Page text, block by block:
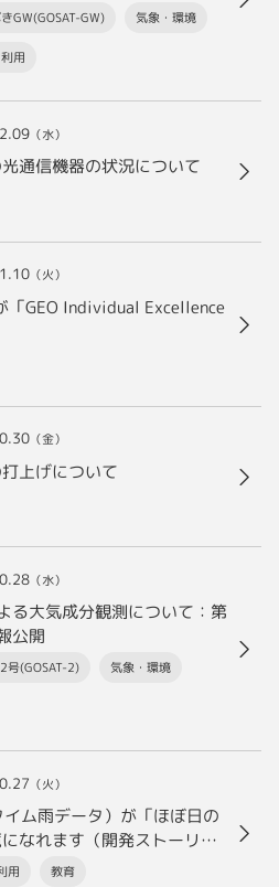
GW(GOSAT-GW) 気象・環境
用
（水）
通信機器の状況について
（火）
「GEO Individual Excellence
（金）
上げについて
（水）
る大気成分観測について：第
公開
号(GOSAT-2) 気象・環境
（火）
ム雨データ）が「ほぼ日の
なれます（開発ストーリ
用 教育